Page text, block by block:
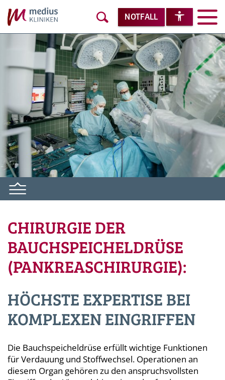
NOTFALL
CHIRURGIE DER
BAUCHSPEICHELDRÜSE
(PANKREASCHIRURGIE):
HÖCHSTE EXPERTISE BEI
KOMPLEXEN EINGRIFFEN
Die Bauchspeicheldrüse erfüllt wichtige Funktionen
für Verdauung und Stoffwechsel. Operationen an
diesem Organ gehören zu den anspruchsvollsten